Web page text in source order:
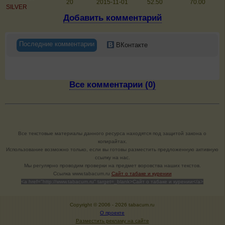
SILVER
20 2015-11-01 52.50 70.00
Добавить комментарий
Последние комментарии ВКонтакте
Все комментарии (0)
Все текстовые материалы данного ресурса находятся под защитой закона о
копирайтах.
Использование возможно только, если вы готовы разместить предложенную активную
ссылку на нас.
Мы регулярно проводим проверки на предмет воровства наших текстов.
Cсылка www.tabacum.ru Сайт о табаке и курении
<a href="http://www.tabacum.ru" target=_blank>Сайт о табаке и курении</a>
Copyright © 2006 - 2026 tabacum.ru
О проекте
Разместить рекламу на сайте